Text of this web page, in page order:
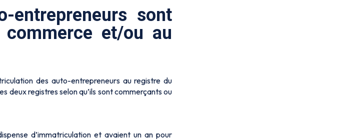
entrepreneurs sont
et/ou au
des auto-entrepreneurs au registre du
deux registres selon qu’ils sont commerçants ou
d’immatriculation et avaient un an pour